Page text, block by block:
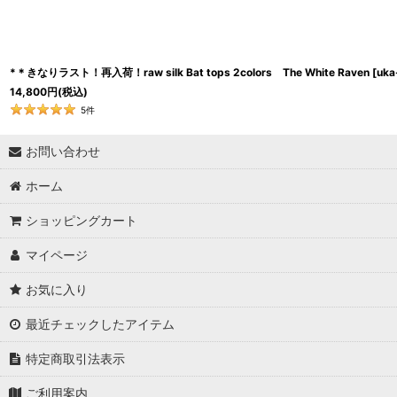
*＊きなりラスト！再入荷！raw silk Bat tops 2colors The White Raven [
14,800円(税込)
5件
お問い合わせ
ホーム
ショッピングカート
マイページ
お気に入り
最近チェックしたアイテム
特定商取引法表示
ご利用案内